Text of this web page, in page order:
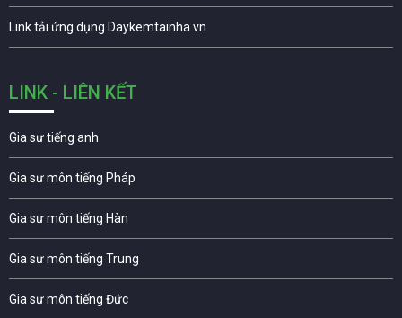
Link tải ứng dụng Daykemtainha.vn
LINK - LIÊN KẾT
Gia sư tiếng anh
Gia sư môn tiếng Pháp
Gia sư môn tiếng Hàn
Gia sư môn tiếng Trung
Gia sư môn tiếng Đức